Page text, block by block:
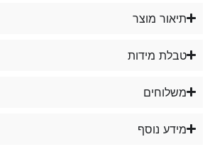
תיאור מוצר
טבלת מידות
משלוחים
מידע נוסף